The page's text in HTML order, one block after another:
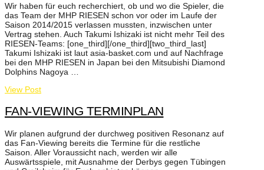
Wir haben für euch recherchiert, ob und wo die Spieler, die
das Team der MHP RIESEN schon vor oder im Laufe der
Saison 2014/2015 verlassen mussten, inzwischen unter
Vertrag stehen. Auch Takumi Ishizaki ist nicht mehr Teil des
RIESEN-Teams: [one_third][/one_third][two_third_last]
Takumi Ishizaki ist laut asia-basket.com und auf Nachfrage
bei den MHP RIESEN in Japan bei den Mitsubishi Diamond
Dolphins Nagoya …
View Post
FAN-VIEWING TERMINPLAN
Wir planen aufgrund der durchweg positiven Resonanz auf
das Fan-Viewing bereits die Termine für die restliche
Saison. Aller Voraussicht nach, werden wir alle
Auswärtsspiele, mit Ausnahme der Derbys gegen Tübingen